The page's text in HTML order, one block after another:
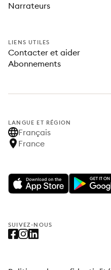
Narrateurs
LIENS UTILES
Contacter et aider
Abonnements
LANGUE ET RÉGION
Français
France
SUIVEZ-NOUS